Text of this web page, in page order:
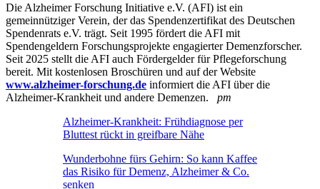
Die Alzheimer Forschung Initiative e.V. (AFI) ist ein
gemeinnütziger Verein, der das Spendenzertifikat des Deutschen
Spendenrats e.V. trägt. Seit 1995 fördert die AFI mit
Spendengeldern Forschungsprojekte engagierter Demenzforscher.
Seit 2025 stellt die AFI auch Fördergelder für Pflegeforschung
bereit. Mit kostenlosen Broschüren und auf der Website
www.alzheimer-forschung.de informiert die AFI über die
Alzheimer-Krankheit und andere Demenzen. pm
Alzheimer-Krankheit: Frühdiagnose per
Bluttest rückt in greifbare Nähe
Wunderbohne fürs Gehirn: So kann Kaffee
das Risiko für Demenz, Alzheimer & Co.
senken